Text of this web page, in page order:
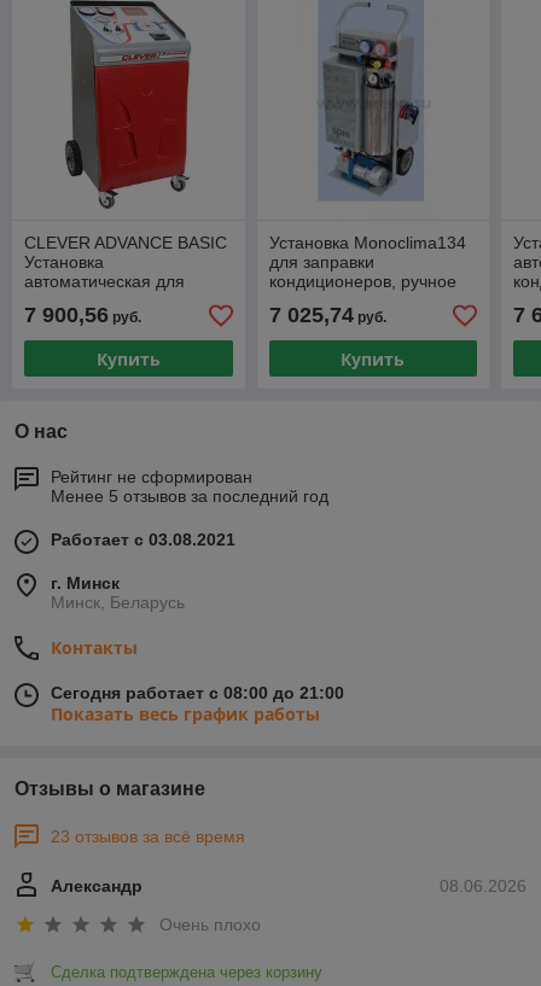
CLEVER ADVANCE BASIC
Установка
автоматическая для
заправки кондиционеров
(Италия)
7 900,56 руб.
Купить
Установка Monoclima134
для заправки
кондиционеров, ручное
управление, R134а, 220
В, SPIN (Италия)
7 025,74руб.
Купить
7
О нас
Рейтинг не сформирован
Менее 5 отзывов за последний год
Работает с 03.08.2021
г. Минск
Минск, Беларусь
Контакты
Сегодня работает с 08:00 до 21:00
Показать весь график работы
Отзывы о магазине
23 отзывов за всё время
08.06.2026
Александр
Очень плохо
Сделка подтверждена через корзину